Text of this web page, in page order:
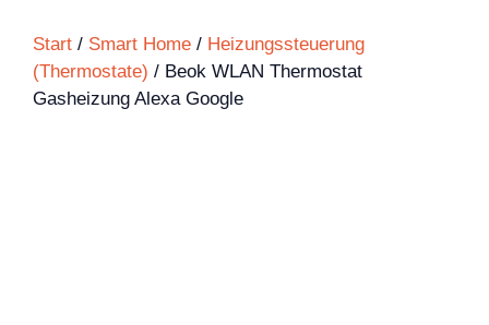
Start / Smart Home / Heizungssteuerung
(Thermostate) / Beok WLAN Thermostat
Gasheizung Alexa Google